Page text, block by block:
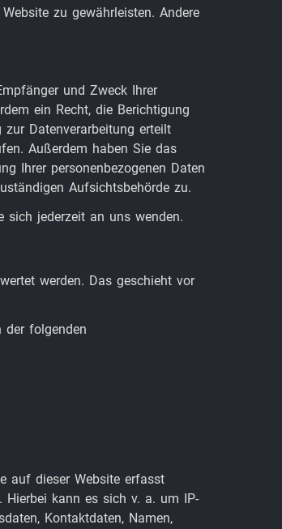
zu gewährleisten. Andere
und Zweck Ihrer
ein Recht, die Berichtigung
Datenverarbeitung erteilt
Außerdem haben Sie das
Ihrer personenbezogenen Daten
Aufsichtsbehörde zu.
sich jederzeit an uns wenden.
werden. Das geschieht vor
der folgenden
auf dieser Website erfasst
Hierbei kann es sich v. a. um IP-
Kontaktdaten, Namen,